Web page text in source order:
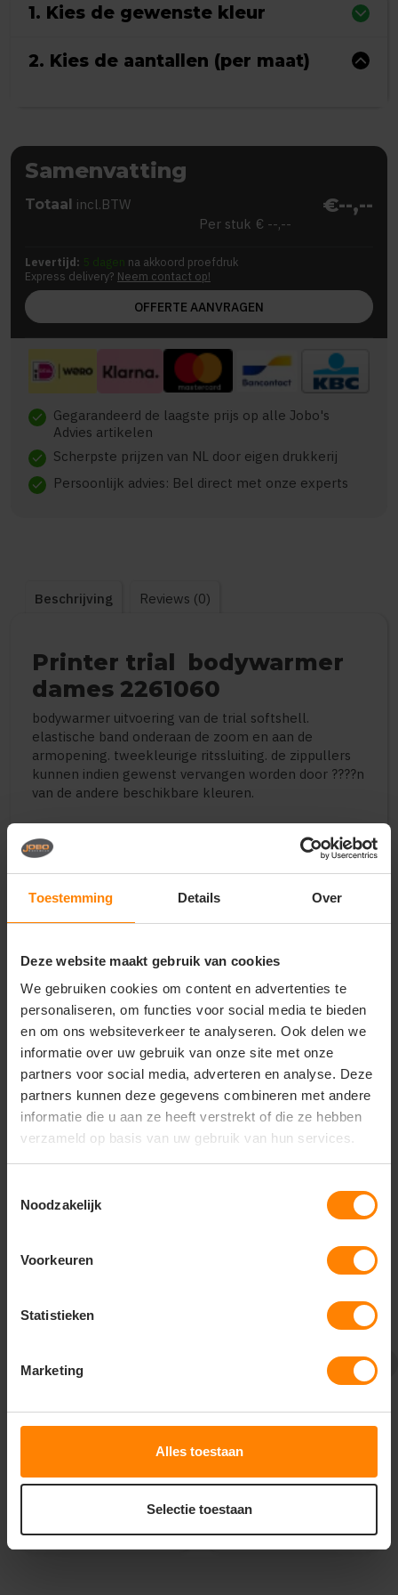
Toestemming Details Over
Deze website maakt gebruik van cookies
We gebruiken cookies om content en advertenties te
personaliseren, om functies voor social media te bieden
en om ons websiteverkeer te analyseren. Ook delen we
informatie over uw gebruik van onze site met onze
partners voor social media, adverteren en analyse. Deze
partners kunnen deze gegevens combineren met andere
informatie die u aan ze heeft verstrekt of die ze hebben
verzameld op basis van uw gebruik van hun services.
Noodzakelijk
Voorkeuren
Statistieken
Marketing
Alles toestaan
Selectie toestaan
1. Kies de gewenste kleur
2. Kies de aantallen (per maat)
Samenvatting
Totaal incl.BTW €--,--
Per stuk € --,--
Levertijd: 5 dagen na akkoord proefdruk
Express delivery? Neem contact op!
OFFERTE AANVRAGEN
check Gegarandeerd de laagste prijs op alle Jobo's
Advies artikelen
check Scherpste prijzen van NL door eigen drukkerij
check Persoonlijk advies: Bel direct met onze experts
Beschrijving Reviews (0)
Printer trial bodywarmer
dames 2261060
bodywarmer uitvoering van de trial softshell.
elastische band onderaan de zoom en aan de
armopening. tweekleurige ritssluiting. de zippullers
kunnen indien gewenst vervangen worden door ????n
van de andere beschikbare kleuren.
op met onze
klantenservice
call +31(0)418 511 972
mail info@jobopromotions.nl
store Bezoek onze showroom:
Provincialeweg 59 - Velddriel
Dit vind je misschien ook leuk
Items van productcarrousel
printer trial
Bedrukking in eigen huis
5890
printer trial softshell
jas dames 2261045
De beoordeling van dit
Meer stuks = meer korting
Gratis digitale proefdruk
6777